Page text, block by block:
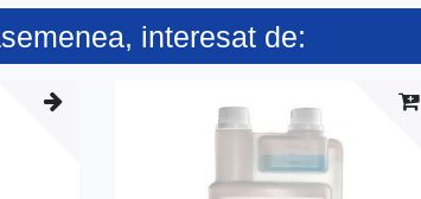
interesat de: